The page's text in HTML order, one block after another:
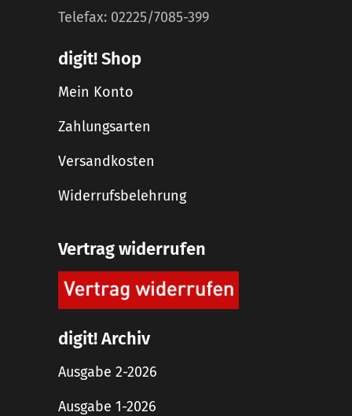
Telefax: 02225/7085-399
digit! Shop
Mein Konto
Zahlungsarten
Versandkosten
Widerrufsbelehrung
Vertrag widerrufen
digit! Archiv
Ausgabe 2-2026
Ausgabe 1-2026